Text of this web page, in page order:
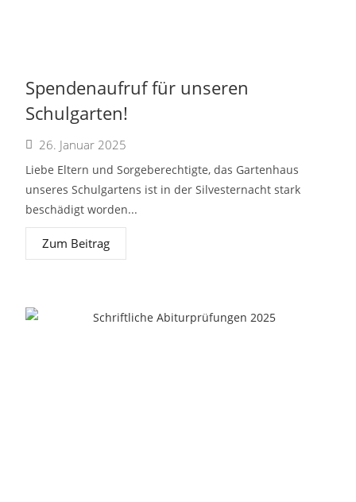
Spendenaufruf für unseren
Schulgarten!
26. Januar 2025
Liebe Eltern und Sorgeberechtigte, das Gartenhaus
unseres Schulgartens ist in der Silvesternacht stark
beschädigt worden...
Zum Beitrag